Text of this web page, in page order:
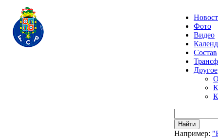
Фото
Видео
Состав
Другое
Найти
Например: